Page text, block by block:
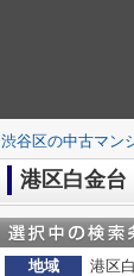
渋谷区の中古マン
港区白金台
地域
港区